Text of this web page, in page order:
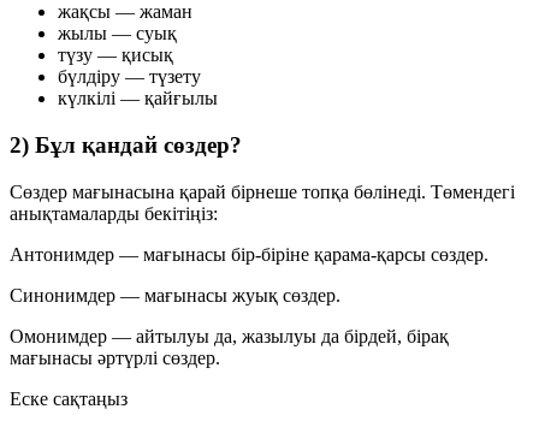
жақсы — жаман
жылы — суық
түзу — қисық
бүлдіру — түзету
күлкілі — қайғылы
2) Бұл қандай сөздер?
Сөздер мағынасына қарай бірнеше топқа бөлінеді. Төмендегі
анықтамаларды бекітіңіз:
Антонимдер — мағынасы бір-біріне қарама-қарсы сөздер.
Синонимдер — мағынасы жуық сөздер.
Омонимдер — айтылуы да, жазылуы да бірдей, бірақ
мағынасы әртүрлі сөздер.
Еске сақтаңыз